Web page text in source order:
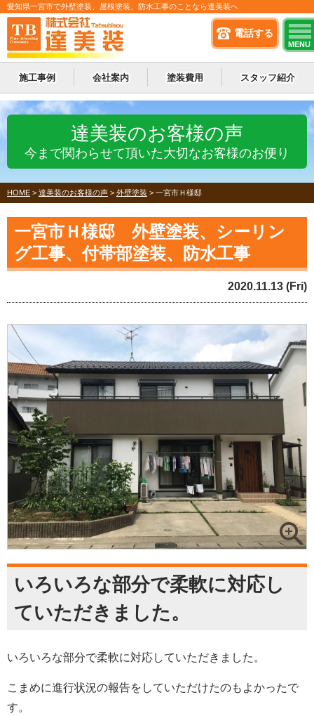
電話する
MENU
愛知県一宮市で外壁塗装、屋根塗装、防水工事のことなら達美装へ
施工事例 会社案内 塗装費用 スタッフ紹介
達美装のお客様の声
今まで関わらせて頂いた大切なお客様のお便り
HOME > 達美装のお客様の声 > 外壁塗装 > 一宮市Ｈ様邸
一宮市Ｈ様邸 外壁塗装、シーリン
グ工事、付帯部塗装、防水工事
2020.11.13 (Fri)
いろいろな部分で柔軟に対応し
ていただきました。
いろいろな部分で柔軟に対応していただきました。
こまめに進行状況の報告をしていただけたのもよかったで
す。